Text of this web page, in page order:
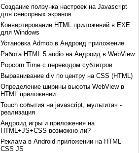
Создание ползунка настроек на Javascript
для сенсорных экранов
Конвертирование HTML приложений в EXE
для Windows
Установка Admob в Андроид приложение
Работа HTML 5 audio на Андроид в WebView
Popcorn Time с переводом субтитров
Выравнивание div по центру на CSS (HTML)
Определение ширины высоты WebView в
HTML приложении
Touch события на javascript, мультитач -
реализация
Андроид игры и приложения на
HTML+JS+CSS возможно ли?
Реклама в Android приложении на HTML
CSS JS